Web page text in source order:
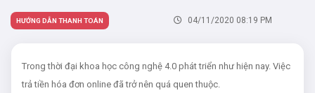
HƯỚNG DẪN THANH TOÁN 04/11/2020 08:19 PM
Trong thời đại khoa học công nghệ 4.0 phát triển như hiện nay. Việc
trả tiền hóa đơn online đã trở nên quá quen thuộc.